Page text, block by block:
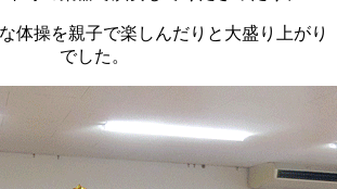
体操を親子で楽しんだりと大盛り上がり
でした。